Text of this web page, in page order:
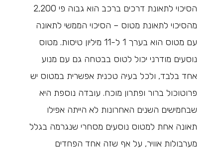
הסיכוי לתאונת דרכים ברכב הוא גבוה פי 2,200
מהסיכוי לתאונת מטוס – הסיכוי הממשי לתאונה
עם מטוס הוא בערך 1 ל-11 מיליון טיסות. מטוס
נוסעים מודרני יכול לטוס בבטחה גם עם מנוע
אחד בלבד, ולכל בעיה טכנית אפשרית במטוס יש
פרוטוכול ברור ופתרון מוכח. עובדה נוספת היא
שבחמישים השנים האחרונות לא הייתה אפילו
תאונה אחת למטוס נוסעים מסחרי שנגרמה בגלל
מערבולות אוויר, על אף שזה אחד הפחדים